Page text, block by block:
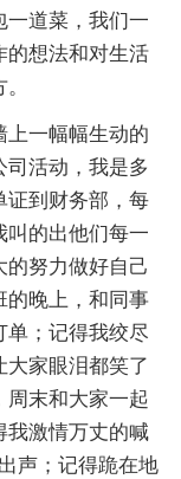
一道菜，我们一
的想法和对生活
上一幅幅生动的
司活动，我是多
证到财务部，每
叫的出他们每一
努力做好自己
的晚上，和同事
单；记得我绞尽
大家眼泪都笑了
周末和大家一起
我激情万丈的喊
声；记得跪在地